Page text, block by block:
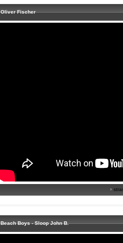
Oliver Fischer
Beach Boys - Sloop John B.